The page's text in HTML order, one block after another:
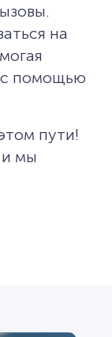
на
с помощью
пути!
мы